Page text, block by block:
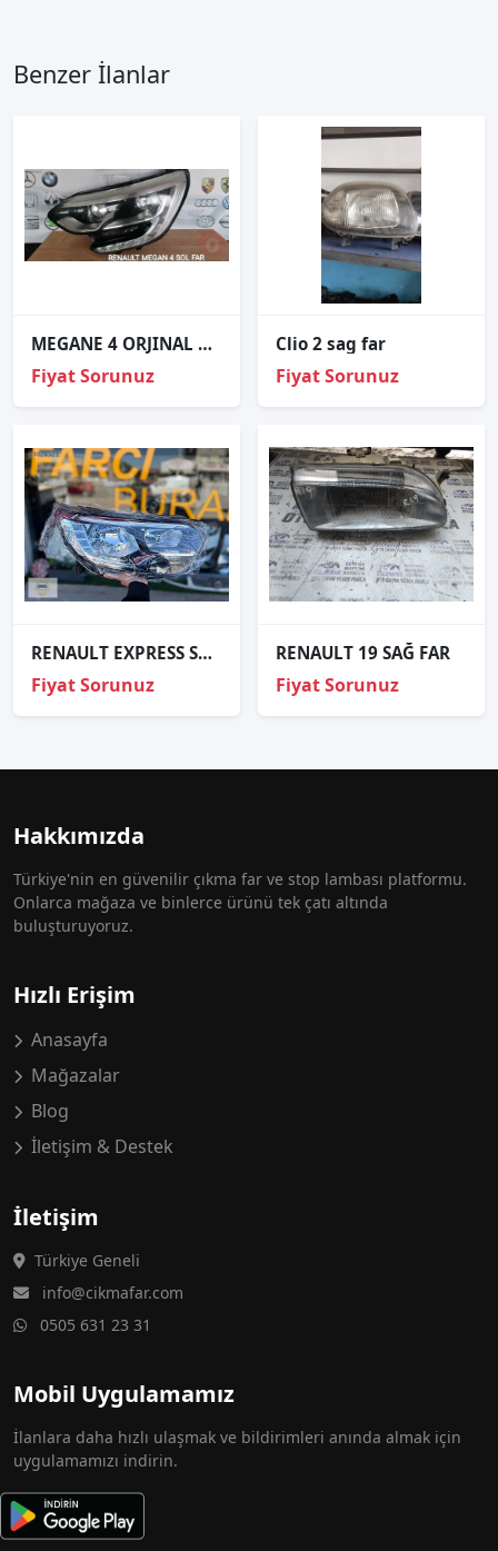
Benzer İlanlar
MEGANE 4 ORJINAL ÇIKMA SOL FAR
Fiyat Sorunuz
Clio 2 sag far
Fiyat Sorunuz
RENAULT EXPRESS SAĞ FAR
Fiyat Sorunuz
RENAULT 19 SAĞ FAR
Fiyat Sorunuz
Hakkımızda
Türkiye'nin en güvenilir çıkma far ve stop lambası platformu.
Onlarca mağaza ve binlerce ürünü tek çatı altında
buluşturuyoruz.
Hızlı Erişim
Anasayfa
Mağazalar
Blog
İletişim & Destek
İletişim
Türkiye Geneli
info@cikmafar.com
0505 631 23 31
Mobil Uygulamamız
İlanlara daha hızlı ulaşmak ve bildirimleri anında almak için
uygulamamızı indirin.